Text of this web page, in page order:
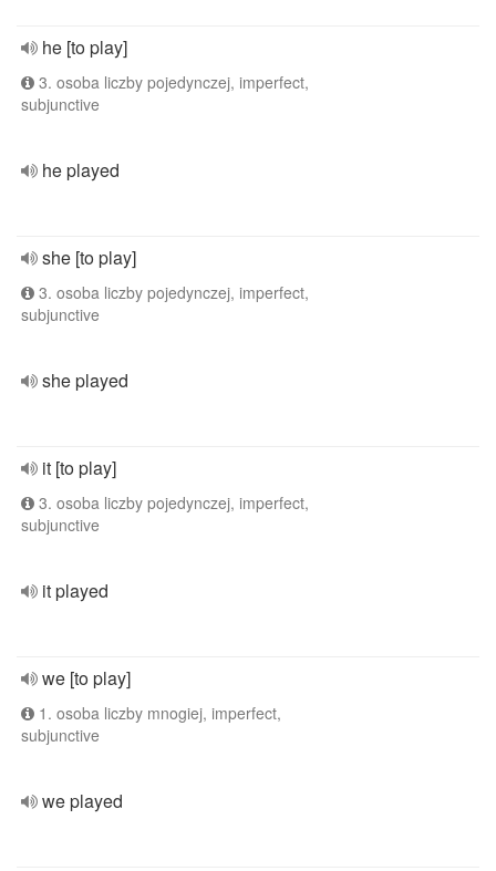
he [to play]
3. osoba liczby pojedynczej, imperfect,
subjunctive
he played
she [to play]
3. osoba liczby pojedynczej, imperfect,
subjunctive
she played
it [to play]
3. osoba liczby pojedynczej, imperfect,
subjunctive
it played
we [to play]
1. osoba liczby mnogiej, imperfect,
subjunctive
we played